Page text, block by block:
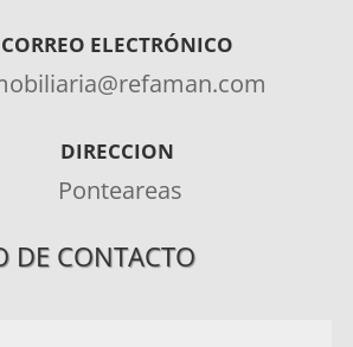
CORREO ELECTRÓNICO
DIRECCION
Ponteareas
DE CONTACTO